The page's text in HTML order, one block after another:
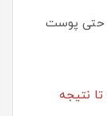
حتی پوست
نتیجه